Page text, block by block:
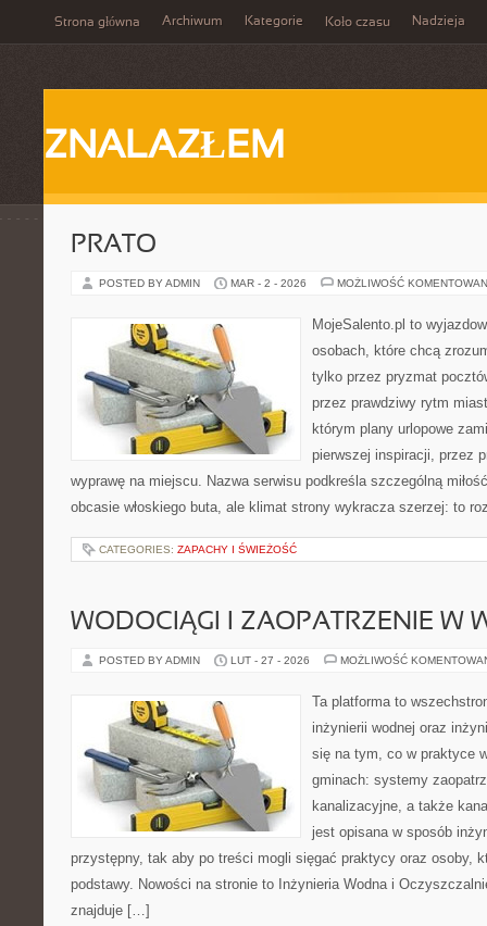
Strona główna Archiwum Kategorie Koło czasu Nadzieja
ZNALAZŁEM
PRATO
POSTED BY ADMIN MAR - 2 - 2026 MOŻLIWOŚĆ
MojeSalento.pl to
osobach, które chcą
tylko przez pryzmat
przez prawdziwy rytm
którym plany urlopowe
pierwszej inspiracji, przez
wyprawę na miejscu. Nazwa serwisu podkreśla szczególną
obcasie włoskiego buta, ale klimat strony wykracza szerzej: to
CATEGORIES: ZAPACHY I ŚWIEŻOŚĆ
WODOCIĄGI I ZAOPATRZENIE W
POSTED BY ADMIN LUT - 27 - 2026 MOŻLIWOŚĆ
Ta platforma to
inżynierii wodnej oraz
się na tym, co w praktyce
gminach: systemy
kanalizacyjne, a także
jest opisana w sposób
przystępny, tak aby po treści mogli sięgać praktycy oraz osoby,
podstawy. Nowości na stronie to Inżynieria Wodna i
znajduje […]